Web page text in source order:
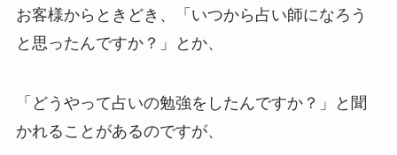
お客様からときどき、「いつから占い師になろう
と思ったんですか？」とか、
「どうやって占いの勉強をしたんですか？」と聞
かれることがあるのですが、